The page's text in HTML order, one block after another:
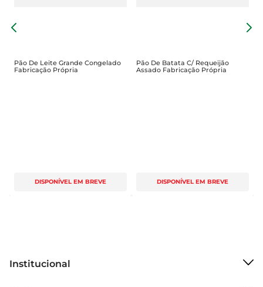
Pão De Leite Grande Congelado
Fabricação Própria
DISPONÍVEL EM BREVE
Pão De Batata C/ Requeijão
Assado Fabricação Própria
DISPONÍVEL EM BREVE
Institucional